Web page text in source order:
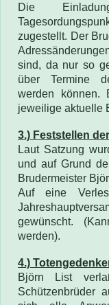
Die
zugestellt. Der
sind, da nur so
über Termine
werden können.
jeweilige aktuelle
3.) Feststellen
Laut Satzung
und auf Grund
Brudermeister
Auf eine
gewünscht.
werden).
4.)
Björn List
Schützenbrüder